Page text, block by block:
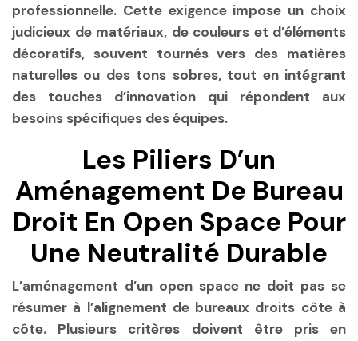
professionnelle. Cette exigence impose un choix
judicieux de matériaux, de couleurs et d’éléments
décoratifs, souvent tournés vers des matières
naturelles ou des tons sobres, tout en intégrant
des touches d’innovation qui répondent aux
besoins spécifiques des équipes.
Les Piliers D’un
Aménagement De Bureau
Droit En Open Space Pour
Une Neutralité Durable
L’aménagement d’un open space ne doit pas se
résumer à l’alignement de bureaux droits côte à
côte. Plusieurs critères doivent être pris en